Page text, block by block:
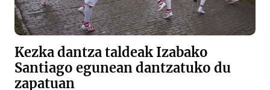
Kezka dantza taldeak Izabako
Santiago egunean dantzatuko du
zapatuan